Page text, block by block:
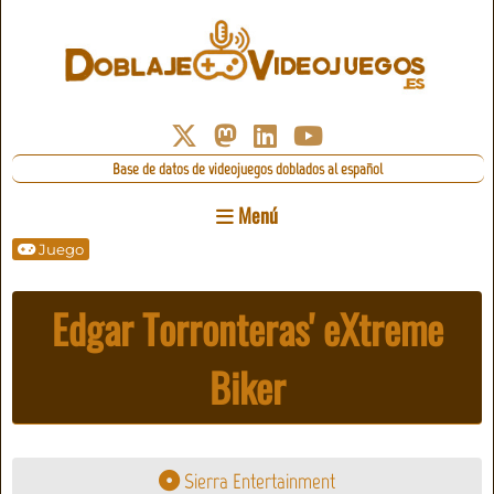
Base de datos de videojuegos doblados al español
Menú
Juego
Edgar Torronteras' eXtreme
Biker
Sierra Entertainment